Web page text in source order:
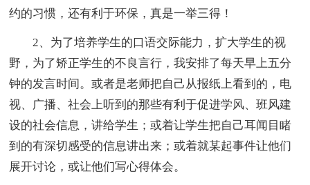
约的习惯，还有利于环保，真是一举三得！
2、为了培养学生的口语交际能力，扩大学生的视
野，为了矫正学生的不良言行，我安排了每天早上五分
钟的发言时间。或者是老师把自己从报纸上看到的，电
视、广播、社会上听到的那些有利于促进学风、班风建
设的社会信息，讲给学生；或着让学生把自己耳闻目睹
到的有深切感受的信息讲出来；或着就某起事件让他们
展开讨论，或让他们写心得体会。